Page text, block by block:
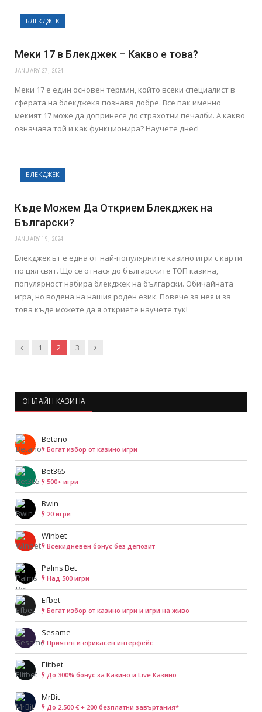
БЛЕКДЖЕК
Меки 17 в Блекджек – Какво е това?
JANUARY 27, 2024
Меки 17 е един основен термин, който всеки специалист в
сферата на блекджека познава добре. Все пак именно
мекият 17 може да допринесе до страхотни печалби. А какво
означава той и как функционира? Научете днес!
БЛЕКДЖЕК
Къде Можем Да Открием Блекджек на
Български?
JANUARY 19, 2024
Блекджекът е една от най-популярните казино игри с карти
по цял свят. Що се отнася до българските ТОП казина,
популярност набира блекджек на български. Обичайната
игра, но водена на нашия роден език. Повече за нея и за
това къде можете да я откриете научете тук!
Previous
1 2 3 Next
ОНЛАЙН КАЗИНА
Betano
Богат избор от казино игри
Bet365
500+ игри
Bwin
20 игри
Winbet
Всекидневен бонус без депозит
Palms Bet
Над 500 игри
Efbet
Богат избор от казино игри и игри на живо
Sesame
Приятен и ефикасен интерфейс
Elitbet
До 300% бонус за Казино и Live Казино
MrBit
До 2.500 € + 200 безплатни завъртания*